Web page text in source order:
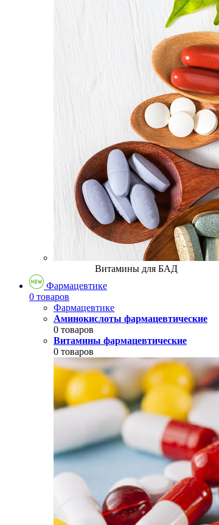
Витамины для БАД
Фармацевтике
0 товаров
Фармацевтике
Аминокислоты фармацевтические
0 товаров
Витамины фармацевтические
0 товаров